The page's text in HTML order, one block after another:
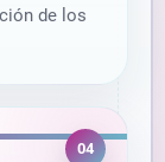
de los
04